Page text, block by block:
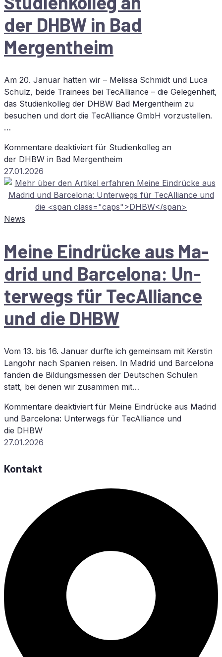
der DHBW in Bad
Mergentheim
Am 20. Januar hatten wir – Melissa Schmidt und Luca
Schulz, beide Trainees bei TecAlliance – die Gelegenheit,
das Studienkolleg der DHBW Bad Mergentheim zu
besuchen und dort die TecAlliance GmbH vorzustellen.
…
Kommentare deaktiviert für Stu­di­en­kol­leg an
der DHBW in Bad Mergentheim
27.01.2026
News
Mei­ne Ein­drü­cke aus Ma­
drid und Bar­ce­lo­na: Un­
ter­wegs für TecAlliance
und die DHBW
Vom 13. bis 16. Januar durfte ich gemeinsam mit Kerstin
Langohr nach Spanien reisen. In Madrid und Barcelona
fanden die Bildungsmessen der Deutschen Schulen
statt, bei denen wir zusammen mit…
Kommentare deaktiviert für Mei­ne Ein­drü­cke aus Ma­drid
und Bar­ce­lo­na: Un­ter­wegs für TecAlliance und
die DHBW
27.01.2026
Kontakt